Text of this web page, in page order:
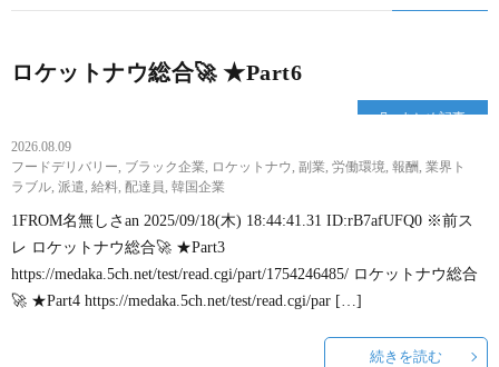
相
ロケットナウ総合🚀 ★Part6
まとめ記事
2026.08.09
フードデリバリー, ブラック企業, ロケットナウ, 副業, 労働環境, 報酬, 業界ト
ラブル, 派遣, 給料, 配達員, 韓国企業
1FROM名無しさan 2025/09/18(木) 18:44:41.31 ID:rB7afUFQ0 ※前ス
レ ロケットナウ総合🚀 ★Part3
https://medaka.5ch.net/test/read.cgi/part/1754246485/ ロケットナウ総合
🚀 ★Part4 https://medaka.5ch.net/test/read.cgi/par […]
続きを読む